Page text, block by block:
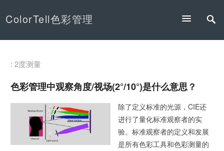
ColorTell色彩管理
: 2度测量
色彩管理中观察角度/视场(2°/10°)是什么意思？
除了定义标准的光源，CIE还
进行了量化标准观察者的实
验。标准观察者的定义和发展
是所有色彩工具和色彩测量的